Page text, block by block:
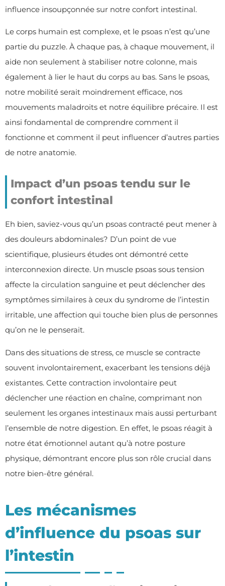
influence insoupçonnée sur notre confort intestinal.
Le corps humain est complexe, et le psoas n’est qu’une
partie du puzzle. À chaque pas, à chaque mouvement, il
aide non seulement à stabiliser notre colonne, mais
également à lier le haut du corps au bas. Sans le psoas,
notre mobilité serait moindrement efficace, nos
mouvements maladroits et notre équilibre précaire. Il est
ainsi fondamental de comprendre comment il
fonctionne et comment il peut influencer d’autres parties
de notre anatomie.
Impact d’un psoas tendu sur le
confort intestinal
Eh bien, saviez-vous qu’un psoas contracté peut mener à
des douleurs abdominales? D’un point de vue
scientifique, plusieurs études ont démontré cette
interconnexion directe. Un muscle psoas sous tension
affecte la circulation sanguine et peut déclencher des
symptômes similaires à ceux du syndrome de l’intestin
irritable, une affection qui touche bien plus de personnes
qu’on ne le penserait.
Dans des situations de stress, ce muscle se contracte
souvent involontairement, exacerbant les tensions déjà
existantes. Cette contraction involontaire peut
déclencher une réaction en chaîne, comprimant non
seulement les organes intestinaux mais aussi perturbant
l’ensemble de notre digestion. En effet, le psoas réagit à
notre état émotionnel autant qu’à notre posture
physique, démontrant encore plus son rôle crucial dans
notre bien-être général.
Les mécanismes
d’influence du psoas sur
l’intestin